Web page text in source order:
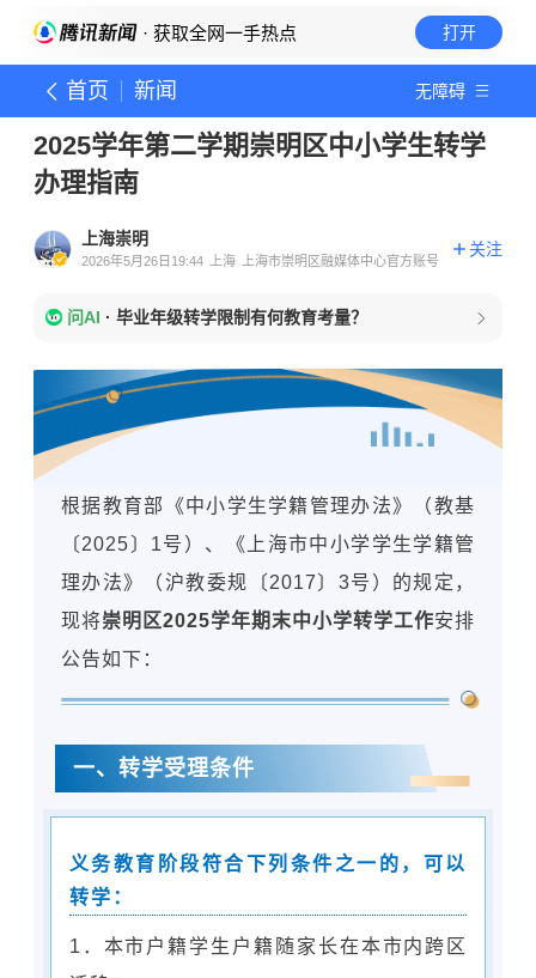
· 获取全网一手热点 打开
首页 新闻 无障碍
2025学年第二学期崇明区中小学生转学
办理指南
上海崇明
2026年5月26日19:44 上海 上海市崇明区融媒体中心官方账号
关注
问AI · 毕业年级转学限制有何教育考量？
根据教育部《中小学生学籍管理办法》（教基
〔2025〕1号）、《上海市中小学学生学籍管
理办法》（沪教委规〔2017〕3号）的规定，
现将崇明区2025学年期末中小学转学工作安排
公告如下：
一、转学受理条件
义务教育阶段符合下列条件之一的，可以
转学：
1．本市户籍学生户籍随家长在本市内跨区